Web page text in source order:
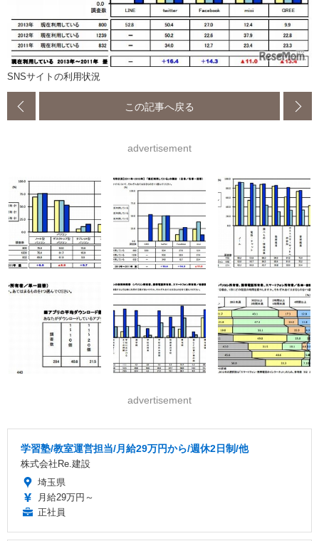
SNSサイトの利用状況
この記事へ戻る
advertisement
advertisement
学習塾/教室運営担当/月給29万円から/週休2日制/他
株式会社Re.建設
埼玉県
月給29万円～
正社員